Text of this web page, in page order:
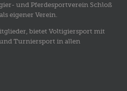
und Pferdesportverein Schloß
eigener Verein.
bietet Voltigiersport mit
Turniersport in allen